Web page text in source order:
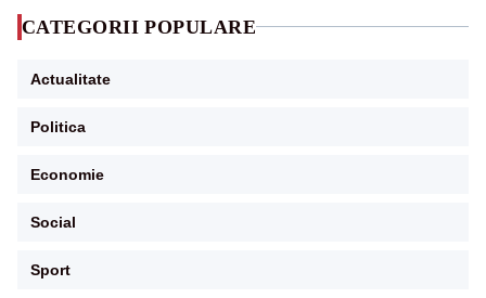
CATEGORII POPULARE
Actualitate
Politica
Economie
Social
Sport